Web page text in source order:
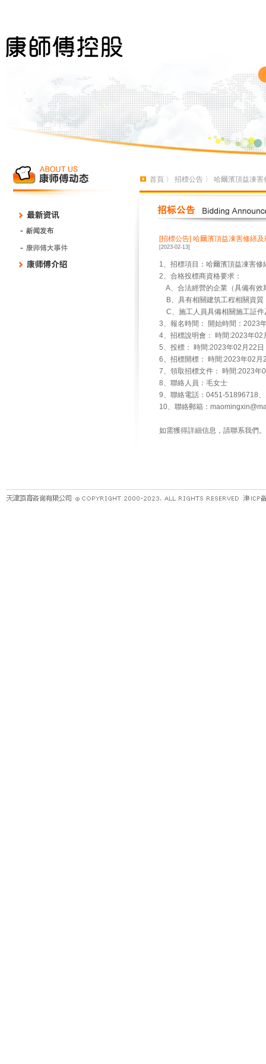
首頁 〉 招標公告 〉 哈爾濱頂益凍
[招標公告] 哈爾濱頂益凍害修繕
[2023-02-13]
1、招標項目：哈爾濱頂益凍害
2、合格投標商資格要求：
A、合法經營的企業（具備有效
B、具有相關建筑工程相關資質
C、施工人員具備相關施工証
3、報名時間： 開始時間：2023
4、招標說明會： 時間:2023年
5、投標： 時間:2023年02月22
6、招標開標： 時間:2023年02
7、領取招標文件： 時間:2023年
8、聯絡人員：毛女士
9、聯絡電話：0451-51896718
10、聯絡郵箱：
如需獲得詳細信息，請聯系我們。